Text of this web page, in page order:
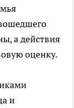
а действия
оценку.
и